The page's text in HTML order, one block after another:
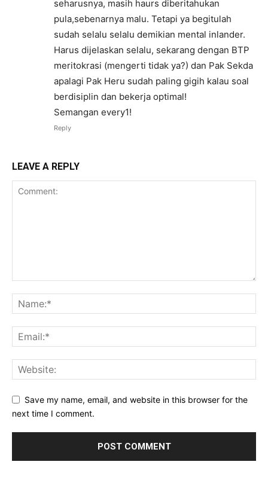
seharusnya, masih haurs diberitahukan
pula,sebenarnya malu. Tetapi ya begitulah
sudah selalu selalu demikian mental inlander.
Harus dijelaskan selalu, sekarang dengan BTP
meritokrasi (mengerti tidak ya?) dan Pak Sekda
apalagi Pak Heru sudah paling gigih kalau soal
berdisiplin dan bekerja optimal!
Semangan every1!
Reply
LEAVE A REPLY
Save my name, email, and website in this browser for the
next time I comment.